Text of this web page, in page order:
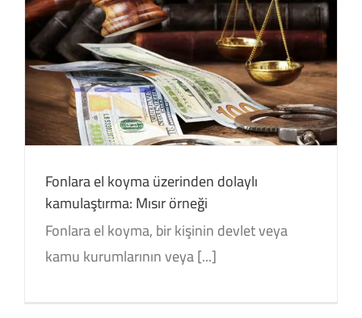
Fonlara el koyma üzerinden dolaylı
kamulaştırma: Mısır örneği
Fonlara el koyma, bir kişinin devlet veya
kamu kurumlarının veya [...]